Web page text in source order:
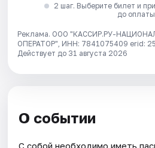
2 шаг. Выберите билет и
до оплаты
Реклама. ООО "КАССИР.РУ-
ОПЕРАТОР", ИНН: 7841075409 erid:
Действует до 31 августа 2026
О событии
С собой необходимо иметь